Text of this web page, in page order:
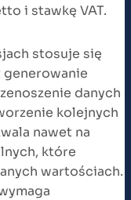
i stawkę VAT.
stosuje się
generowanie
danych
kolejnych
nawet na
które
wartościach.